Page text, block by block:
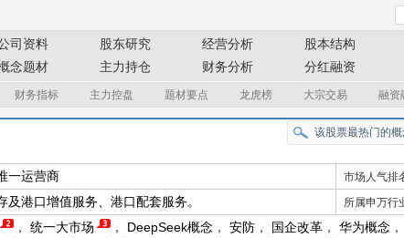
司资料 股东研究 经营分析 股本结构
念题材 主力持仓 财务分析 分红融资
财务指标 主力控盘 题材要点 龙虎榜 大宗交易 融资
一运营商 市场人气排
港口增值服务、港口配套服务。 所属申万行
， 统一大市场 ， DeepSeek概念 ， 安防 ， 国企改革 ， 华为概念 ，